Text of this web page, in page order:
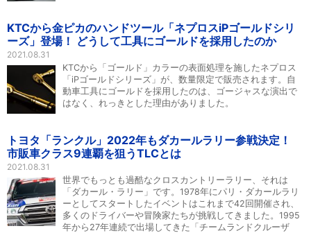
KTCから金ピカのハンドツール「ネプロスiPゴールドシリ
ーズ」登場！ どうして工具にゴールドを採用したのか
2021.08.31
KTCから「ゴールド」カラーの表面処理を施したネプロス
「iPゴールドシリーズ」が、数量限定で販売されます。自
動車工具にゴールドを採用したのは、ゴージャスな演出で
はなく、れっきとした理由がありました。
トヨタ「ランクル」2022年もダカールラリー参戦決定！
市販車クラス9連覇を狙うTLCとは
2021.08.31
世界でもっとも過酷なクロスカントリーラリー、それは
「ダカール・ラリー」です。1978年にパリ・ダカールラリ
ーとしてスタートしたイベントはこれまで42回開催され、
多くのドライバーや冒険家たちが挑戦してきました。1995
年から27年連続で出場してきた「チームランドクルーザ